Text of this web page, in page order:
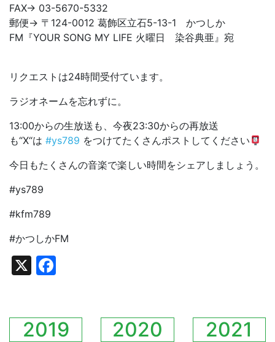
FAX→ 03-5670-5332
郵便→ 〒124-0012 葛飾区立石5-13-1 かつしか
FM『YOUR SONG MY LIFE 火曜日 染谷典亜』宛
リクエストは24時間受付ています。
ラジオネームを忘れずに。
13:00からの生放送も、今夜23:30からの再放送
も“X“は #ys789 をつけてたくさんポストしてください
今日もたくさんの音楽で楽しい時間をシェアしましょう。
#ys789
#kfm789
#かつしかFM
X
2019 2020
2021